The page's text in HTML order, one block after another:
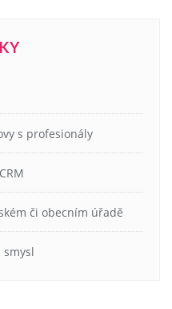
s profesionály
či obecním úřadě